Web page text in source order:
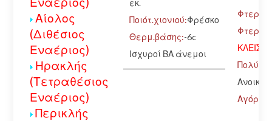
Αίολος
(Διθέσιος
Εναέριος)
Ηρακλής
(Τετραθέσιος
Εναέριος)
Περικλής
εκ.
Ποιότ.χιονιού:Φρέσκο
Θερμ.βάσης:-6c
Ισχυροί ΒΑ άνεμοι
Πολύδ.-